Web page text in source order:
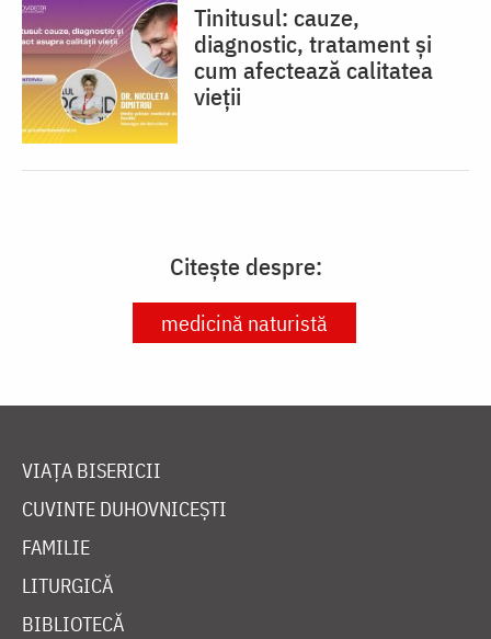
Tinitusul: cauze,
diagnostic, tratament și
cum afectează calitatea
vieții
Citește despre:
medicină naturistă
VIAȚA BISERICII
CUVINTE DUHOVNICEȘTI
FAMILIE
LITURGICĂ
BIBLIOTECĂ